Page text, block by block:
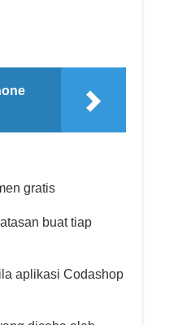
gratis
buat tiap
aplikasi Codashop